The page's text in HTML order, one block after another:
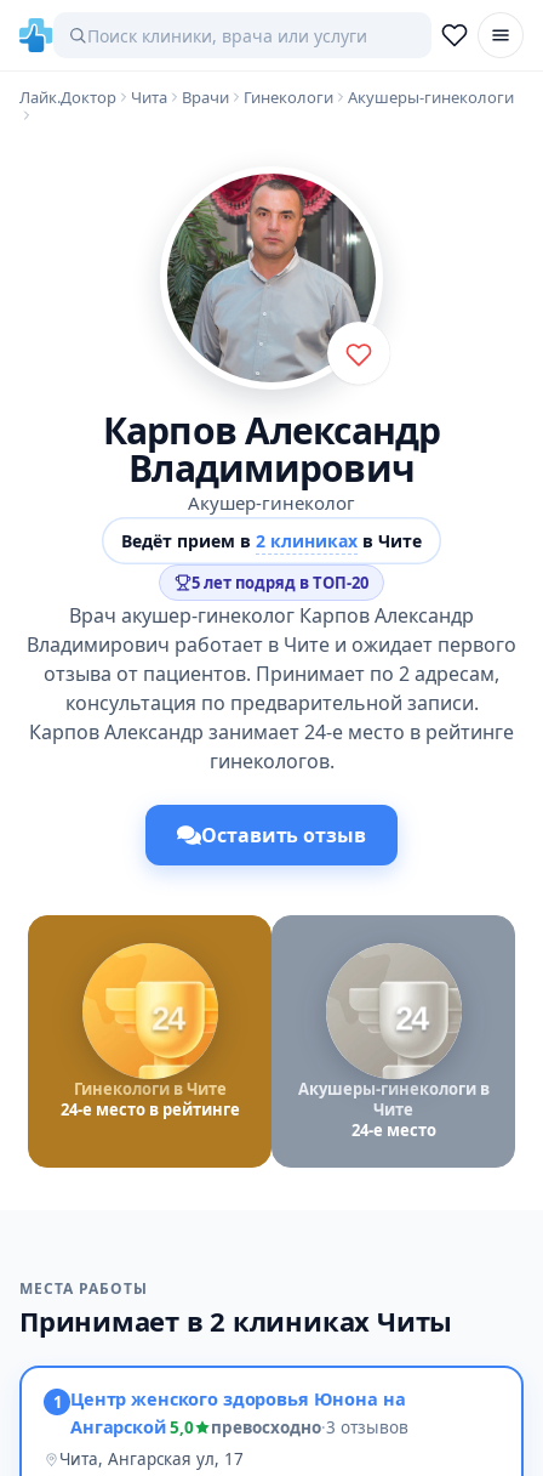
Лайк.Доктор Чита Врачи Гинекологи Акушеры-гинекологи
Карпов Александр
Владимирович
Акушер-гинеколог
Ведёт прием в 2 клиниках в Чите
5 лет подряд в ТОП-20
Врач акушер-гинеколог Карпов Александр
Владимирович работает в Чите и ожидает первого
отзыва от пациентов. Принимает по 2 адресам,
консультация по предварительной записи.
Карпов Александр занимает 24-е место в рейтинге
гинекологов.
Оставить отзыв
24
Гинекологи в Чите
24-е место в рейтинге
24
Акушеры-гинекологи в
Чите
24-е место
МЕСТА РАБОТЫ
Принимает в 2 клиниках Читы
1 Центр женского здоровья Юнона на
Ангарской5,0 превосходно·3 отзывов
Чита, Ангарская ул, 17